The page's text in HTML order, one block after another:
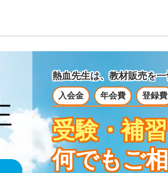
熱血先生は、教材販売を一
入会金 年会費 登録費
受験・補
何でもご